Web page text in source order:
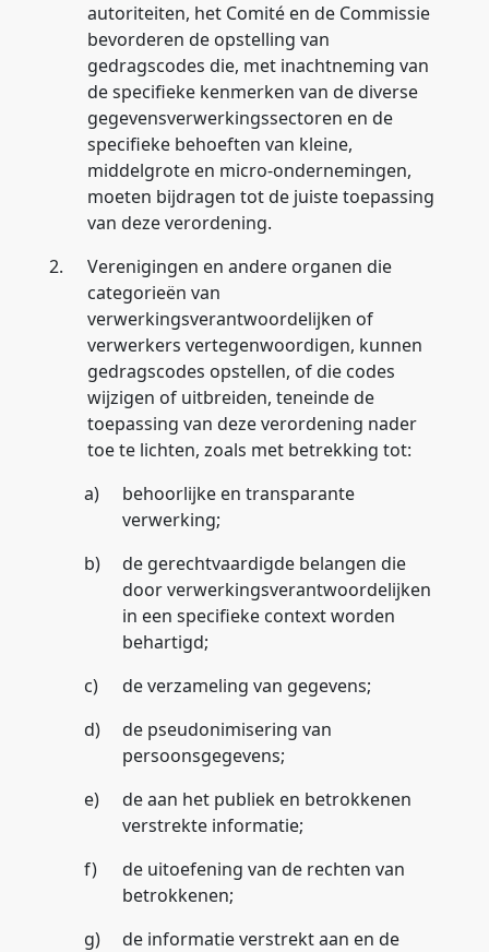
autoriteiten, het Comité en de Commissie
bevorderen de opstelling van
gedragscodes die, met inachtneming van
de specifieke kenmerken van de diverse
gegevensverwerkingssectoren en de
specifieke behoeften van kleine,
middelgrote en micro-ondernemingen,
moeten bijdragen tot de juiste toepassing
van deze verordening.
2.
Verenigingen en andere organen die
categorieën van
verwerkingsverantwoordelijken of
verwerkers vertegenwoordigen, kunnen
gedragscodes opstellen, of die codes
wijzigen of uitbreiden, teneinde de
toepassing van deze verordening nader
toe te lichten, zoals met betrekking tot:
a)
behoorlijke en transparante
verwerking;
b)
de gerechtvaardigde belangen die
door verwerkingsverantwoordelijken
in een specifieke context worden
behartigd;
c)
de verzameling van gegevens;
d)
de pseudonimisering van
persoonsgegevens;
e)
de aan het publiek en betrokkenen
verstrekte informatie;
f)
de uitoefening van de rechten van
betrokkenen;
g)
de informatie verstrekt aan en de